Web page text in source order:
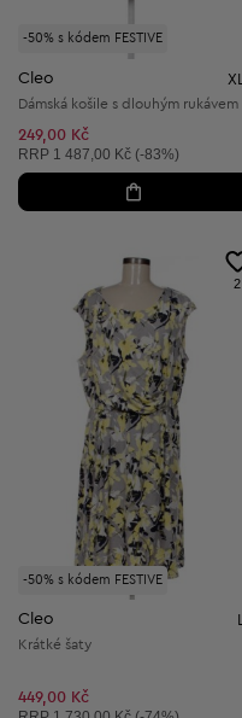
-50% s kódem FESTIVE
Cleo XL
Dámská košile s dlouhým rukávem
249,00 Kč
Doporučená cena:
RRP 1 487,00 Kč (-83%)
-50% s kódem FESTIVE
2
Cleo
Krátké šaty
449,00 Kč